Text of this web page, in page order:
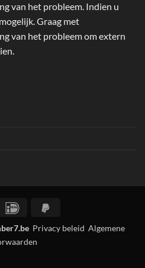
van het probleem. Indien u
Graag met
van het probleem om extern
IDeal
Privacy beleid Algemene